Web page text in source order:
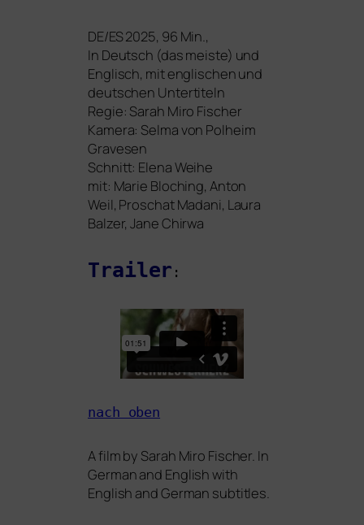
DE/ES2025, 96 Min.,
In Deutsch (das meis­te) und
Englisch, mit eng­li­schen und
deut­schen Untertiteln
Regie: Sarah Miro Fischer
Kamera: Selma von Polheim
Gravesen
Schnitt: Elena Weihe
mit: Marie Bloching, Anton
Weil, Proschat Madani, Laura
Balzer, Jane Chirwa
Trailer :
nach oben
A film by Sarah Miro Fischer. In
German and English with
English and German subtitles.